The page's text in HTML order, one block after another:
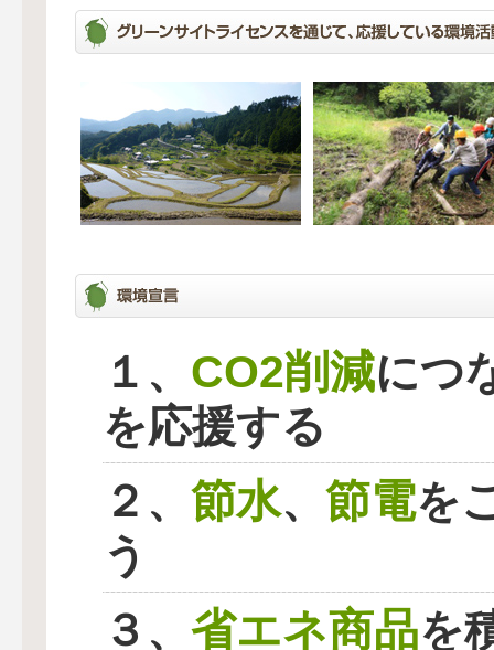
１、 CO2削減につ
を応援する
２、 節水、 節電を
う
３、 省エネ商品を